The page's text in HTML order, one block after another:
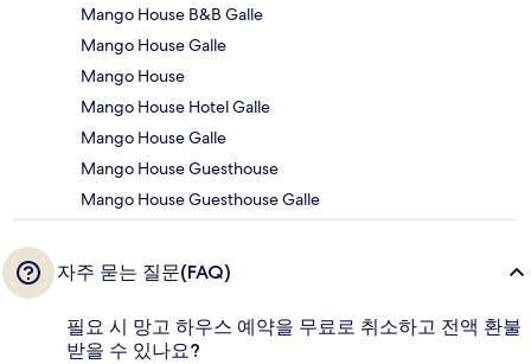
Mango House B&B Galle
Mango House Galle
Mango House
Mango House Hotel Galle
Mango House Galle
Mango House Guesthouse
Mango House Guesthouse Galle
자주 묻는 질문(FAQ)
필요 시 망고 하우스 예약을 무료로 취소하고 전액 환불
받을 수 있나요?